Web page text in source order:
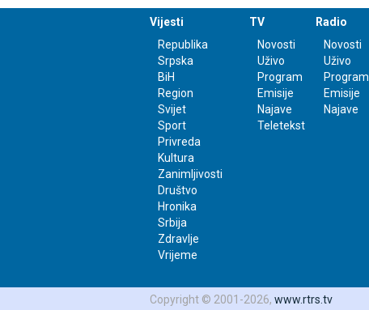
Vijesti
Republika
Srpska
BiH
Region
Svijet
Sport
Privreda
Kultura
Zanimljivosti
Društvo
Hronika
Srbija
Zdravlje
Vrijeme
TV
Novosti
Uživo
Program
Emisije
Najave
Teletekst
Radio
Novosti
Uživo
Program
Emisije
Najave
Copyright © 2001-2026, www.rtrs.tv